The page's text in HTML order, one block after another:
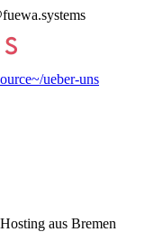
~/ueber-uns
aus Bremen